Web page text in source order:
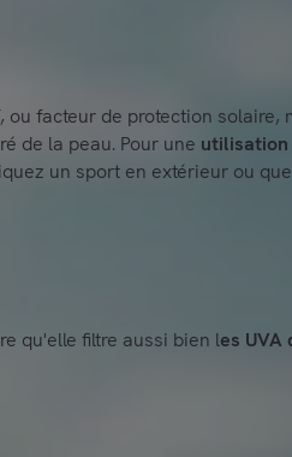
ou facteur de protection solaire,
de la peau. Pour une utilisation
un sport en extérieur ou
qu'elle filtre aussi bien les UVA